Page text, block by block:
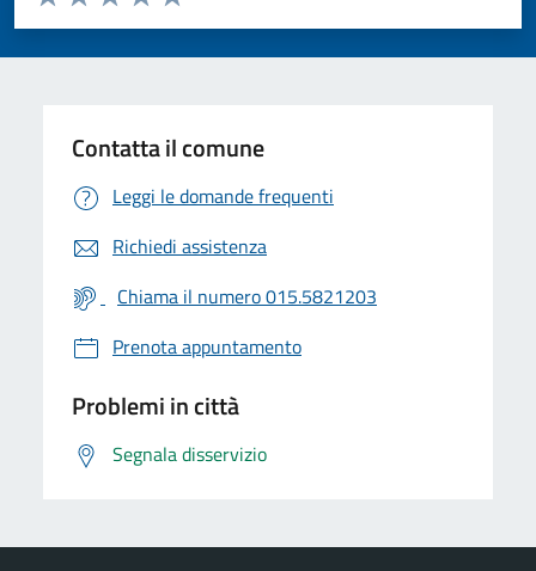
Valuta 5 stelle su 5
Valuta 4 stelle su 5
Valuta 3 stelle su 5
Valuta 2 stelle su 5
Valuta 1 stelle su 5
Contatta il comune
Leggi le domande frequenti
Richiedi assistenza
Chiama il numero 015.5821203
Prenota appuntamento
Problemi in città
Segnala disservizio